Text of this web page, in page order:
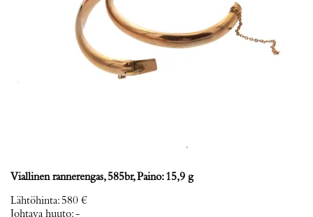
Viallinen rannerengas, 585br, Paino: 15,9 g
Lähtöhinta: 580 €
Johtava huuto:-